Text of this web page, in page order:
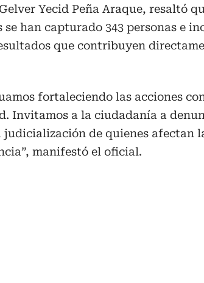
Yecid Peña Araque, resaltó
se han capturado 343 personas e
que contribuyen
fortaleciendo las acciones
Invitamos a la ciudadanía a
judicialización de quienes afectan
manifestó el oficial.